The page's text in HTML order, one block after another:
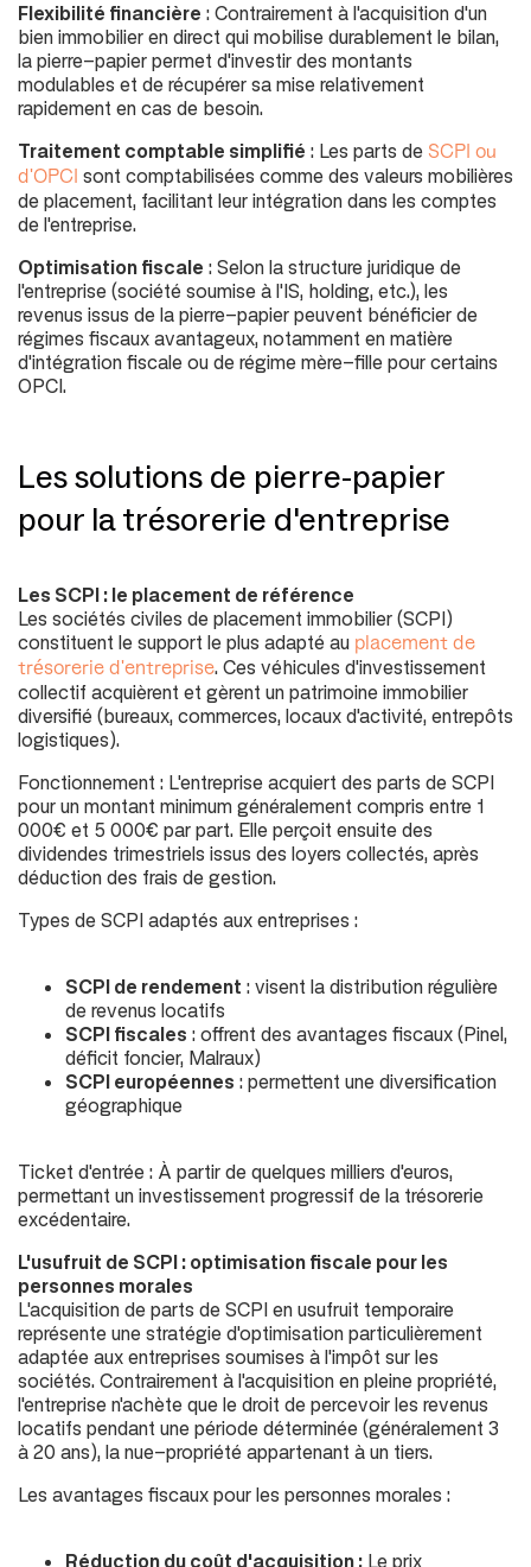
Flexibilité financière : Contrairement à l'acquisition d'un
bien immobilier en direct qui mobilise durablement le bilan,
la pierre-papier permet d'investir des montants
modulables et de récupérer sa mise relativement
rapidement en cas de besoin.
Traitement comptable simplifié : Les parts de SCPI ou
d'OPCI sont comptabilisées comme des valeurs mobilières
de placement, facilitant leur intégration dans les comptes
de l'entreprise.
Optimisation fiscale : Selon la structure juridique de
l'entreprise (société soumise à l'IS, holding, etc.), les
revenus issus de la pierre-papier peuvent bénéficier de
régimes fiscaux avantageux, notamment en matière
d'intégration fiscale ou de régime mère-fille pour certains
OPCI.
Les solutions de pierre-papier
pour la trésorerie d'entreprise
Les SCPI : le placement de référence
Les sociétés civiles de placement immobilier (SCPI)
constituent le support le plus adapté au placement de
trésorerie d'entreprise. Ces véhicules d'investissement
collectif acquièrent et gèrent un patrimoine immobilier
diversifié (bureaux, commerces, locaux d'activité, entrepôts
logistiques).
Fonctionnement : L'entreprise acquiert des parts de SCPI
pour un montant minimum généralement compris entre 1
000€ et 5 000€ par part. Elle perçoit ensuite des
dividendes trimestriels issus des loyers collectés, après
déduction des frais de gestion.
Types de SCPI adaptés aux entreprises :
SCPI de rendement : visent la distribution régulière
de revenus locatifs
SCPI fiscales : offrent des avantages fiscaux (Pinel,
déficit foncier, Malraux)
SCPI européennes : permettent une diversification
géographique
Ticket d'entrée : À partir de quelques milliers d'euros,
permettant un investissement progressif de la trésorerie
excédentaire.
L'usufruit de SCPI : optimisation fiscale pour les
personnes morales
L'acquisition de parts de SCPI en usufruit temporaire
représente une stratégie d'optimisation particulièrement
adaptée aux entreprises soumises à l'impôt sur les
sociétés. Contrairement à l'acquisition en pleine propriété,
l'entreprise n'achète que le droit de percevoir les revenus
locatifs pendant une période déterminée (généralement 3
à 20 ans), la nue-propriété appartenant à un tiers.
Les avantages fiscaux pour les personnes morales :
Réduction du coût d'acquisition : Le prix